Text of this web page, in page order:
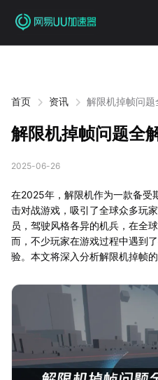
首页 资讯 解限机掉帧问题
解限机掉帧问题全
2025-06-26
在2025年，解限机作为一款备受
击对战游戏，吸引了全球众多玩
员，驾驶风格各异的机兵，在全
而，不少玩家在游戏过程中遇到
验。本文将深入分析解限机掉帧